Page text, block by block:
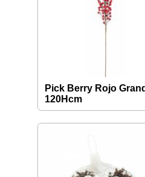
Pick Berry Rojo
120Hcm